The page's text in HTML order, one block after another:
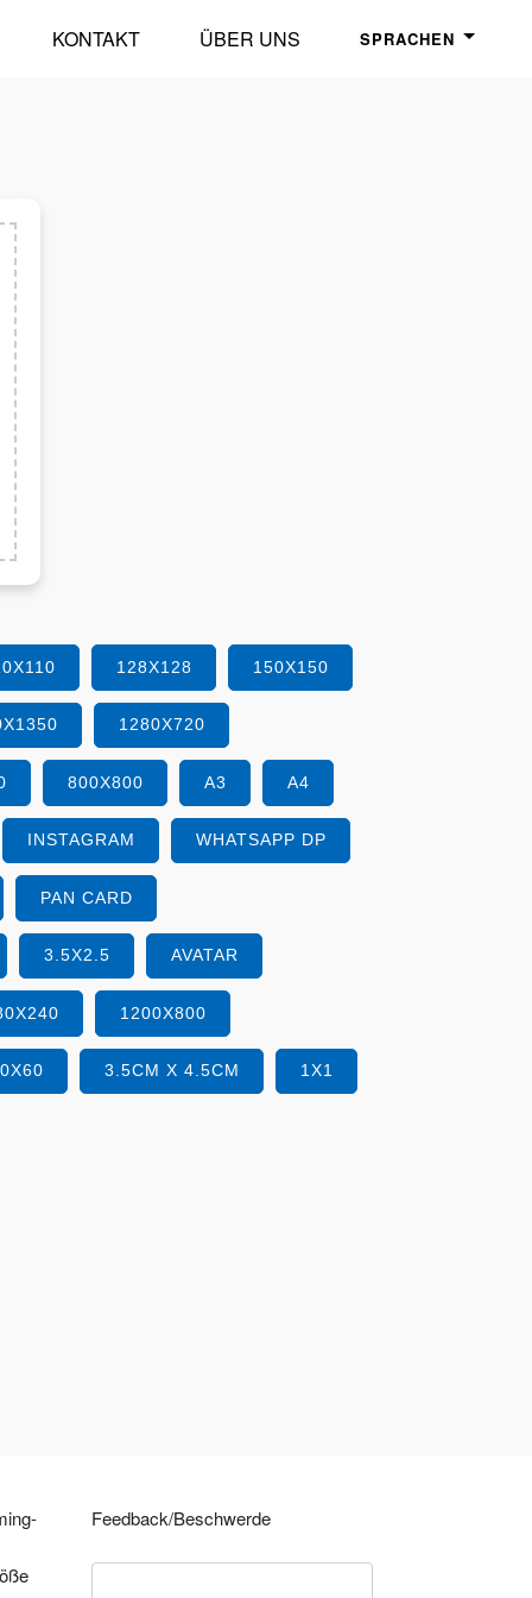
KONTAKT ÜBER UNS SPRACHEN
128X128 150X150
1280X720
800X800 A3 A4
INSTAGRAM WHATSAPP DP
PAN CARD
3.5X2.5 AVATAR
1200X800
3.5CM X 4.5CM 1X1
Feedback/Beschwerde